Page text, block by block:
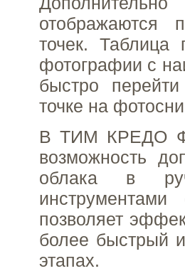
отображаются
точек. Таблица
фотографии с
быстро
точке на
В ТИМ КРЕДО
возможность
облака в
позволяет
более быстрый
этапах.